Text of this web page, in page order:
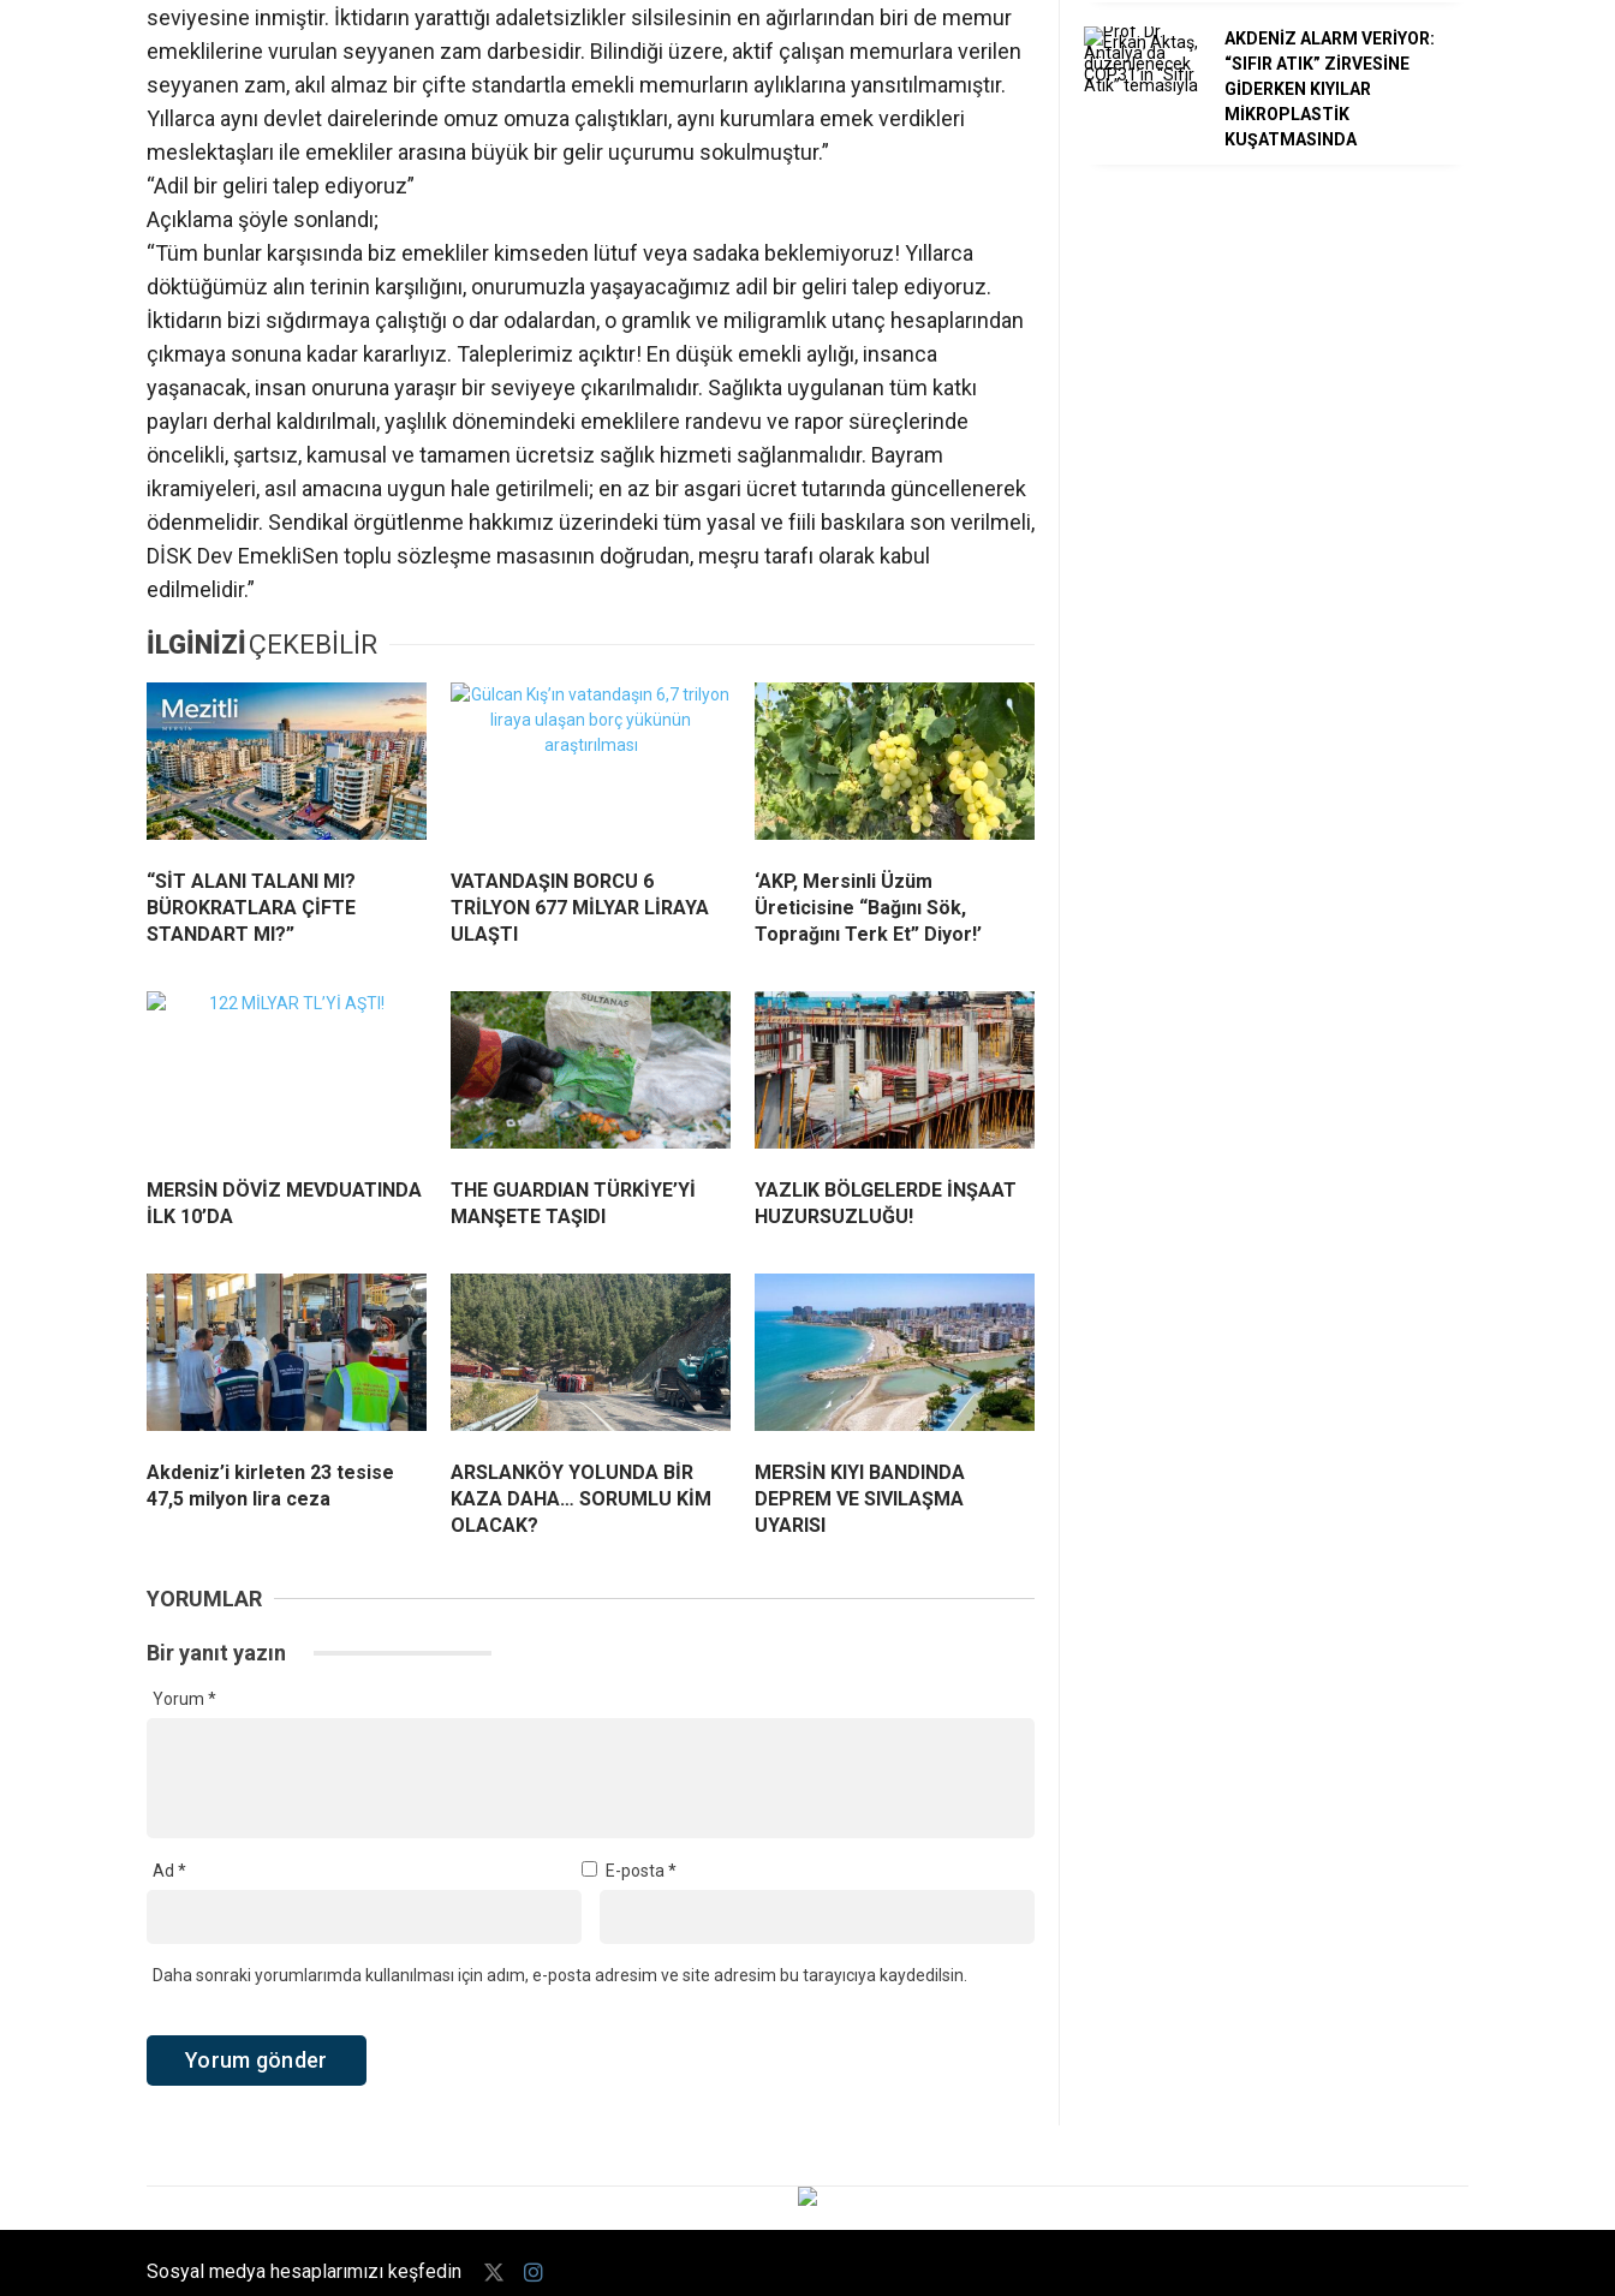
seviyesine inmiştir. İktidarın yarattığı adaletsizlikler silsilesinin en ağırlarından biri de memur
emeklilerine vurulan seyyanen zam darbesidir. Bilindiği üzere, aktif çalışan memurlara verilen
seyyanen zam, akıl almaz bir çifte standartla emekli memurların aylıklarına yansıtılmamıştır.
Yıllarca aynı devlet dairelerinde omuz omuza çalıştıkları, aynı kurumlara emek verdikleri
meslektaşları ile emekliler arasına büyük bir gelir uçurumu sokulmuştur.”
“Adil bir geliri talep ediyoruz”
Açıklama şöyle sonlandı;
“Tüm bunlar karşısında biz emekliler kimseden lütuf veya sadaka beklemiyoruz! Yıllarca
döktüğümüz alın terinin karşılığını, onurumuzla yaşayacağımız adil bir geliri talep ediyoruz.
İktidarın bizi sığdırmaya çalıştığı o dar odalardan, o gramlık ve miligramlık utanç hesaplarından
çıkmaya sonuna kadar kararlıyız. Taleplerimiz açıktır! En düşük emekli aylığı, insanca
yaşanacak, insan onuruna yaraşır bir seviyeye çıkarılmalıdır. Sağlıkta uygulanan tüm katkı
payları derhal kaldırılmalı, yaşlılık dönemindeki emeklilere randevu ve rapor süreçlerinde
öncelikli, şartsız, kamusal ve tamamen ücretsiz sağlık hizmeti sağlanmalıdır. Bayram
ikramiyeleri, asıl amacına uygun hale getirilmeli; en az bir asgari ücret tutarında güncellenerek
ödenmelidir. Sendikal örgütlenme hakkımız üzerindeki tüm yasal ve fiili baskılara son verilmeli,
DİSK Dev Emekli­Sen toplu sözleşme masasının doğrudan, meşru tarafı olarak kabul
edilmelidir.”
İLGİNİZİÇEKEBİLİR
“SİT ALANI TALANI MI?
BÜROKRATLARA ÇİFTE
STANDART MI?”
VATANDAŞIN BORCU 6
TRİLYON 677 MİLYAR LİRAYA
ULAŞTI
‘AKP, Mersinli Üzüm
Üreticisine “Bağını Sök,
Toprağını Terk Et” Diyor!’
MERSİN DÖVİZ MEVDUATINDA
İLK 10’DA
THE GUARDIAN TÜRKİYE’Yİ
MANŞETE TAŞIDI
YAZLIK BÖLGELERDE İNŞAAT
HUZURSUZLUĞU!
Akdeniz’i kirleten 23 tesise
47,5 milyon lira ceza
ARSLANKÖY YOLUNDA BİR
KAZA DAHA… SORUMLU KİM
OLACAK?
MERSİN KIYI BANDINDA
DEPREM VE SIVILAŞMA
UYARISI
YORUMLAR
Bir yanıt yazın
Yorum *
Ad * E-posta *
Daha sonraki yorumlarımda kullanılması için adım, e-posta adresim ve site adresim bu tarayıcıya kaydedilsin.
AKDENİZ ALARM VERİYOR:
“SIFIR ATIK” ZİRVESİNE
GİDERKEN KIYILAR
MİKROPLASTİK
KUŞATMASINDA
Sosyal medya hesaplarımızı keşfedin